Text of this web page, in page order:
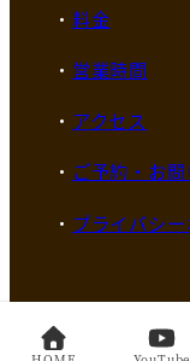
料金
営業時間
アクセス
ご予約・お
プライバシ
Copyright© CK